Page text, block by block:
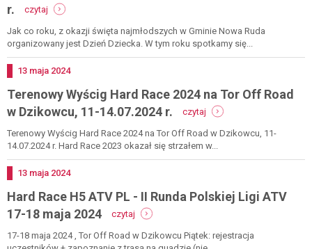
r.
czytaj
gminny
dzień
dziecka
świerkach
czerwca
2024
r.
Jak co roku, z okazji święta najmłodszych w Gminie Nowa Ruda
organizowany jest Dzień Dziecka. W tym roku spotkamy się...
Dodano
13 maja 2024
Terenowy Wyścig Hard Race 2024 na Tor Off Road
w Dzikowcu, 11-14.07.2024 r.
czytaj
terenowy
wyścig
hard
tor
w
dzikowcu,
Terenowy Wyścig Hard Race 2024 na Tor Off Road w Dzikowcu, 11-
14.07.2024 r. Hard Race 2023 okazał się strzałem w...
Dodano
13 maja 2024
Hard Race H5 ATV PL - II Runda Polskiej Ligi ATV
17-18 maja 2024
czytaj
hard
race
h5
17-18 maja 2024 , Tor Off Road w Dzikowcu Piątek: rejestracja